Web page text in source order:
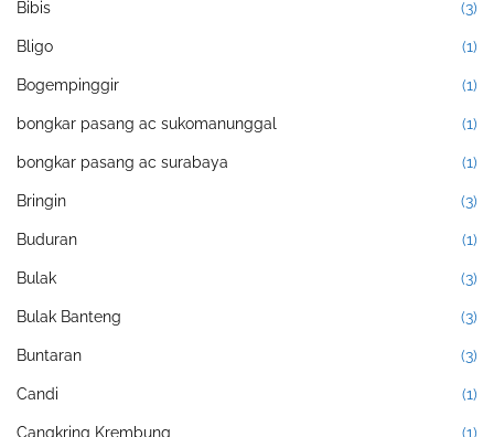
Bibis (3)
Bligo (1)
Bogempinggir (1)
bongkar pasang ac sukomanunggal (1)
bongkar pasang ac surabaya (1)
Bringin (3)
Buduran (1)
Bulak (3)
Bulak Banteng (3)
Buntaran (3)
Candi (1)
Cangkring Krembung (1)